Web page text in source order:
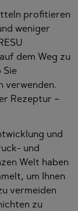
profitieren
weniger
dem Weg zu
Sie
verwenden.
Rezeptur –
und
und
Welt haben
um Ihnen
vermeiden
zu